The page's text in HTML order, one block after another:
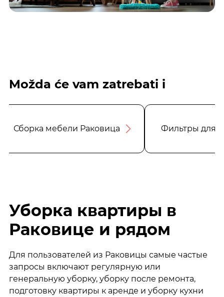
Možda će vam zatrebati i
Сборка мебели Раковица Фильтры для
Уборка квартиры в
Раковице и рядом
Для пользователей из Раковицы самые частые
запросы включают регулярную или
генеральную уборку, уборку после ремонта,
подготовку квартиры к аренде и уборку кухни